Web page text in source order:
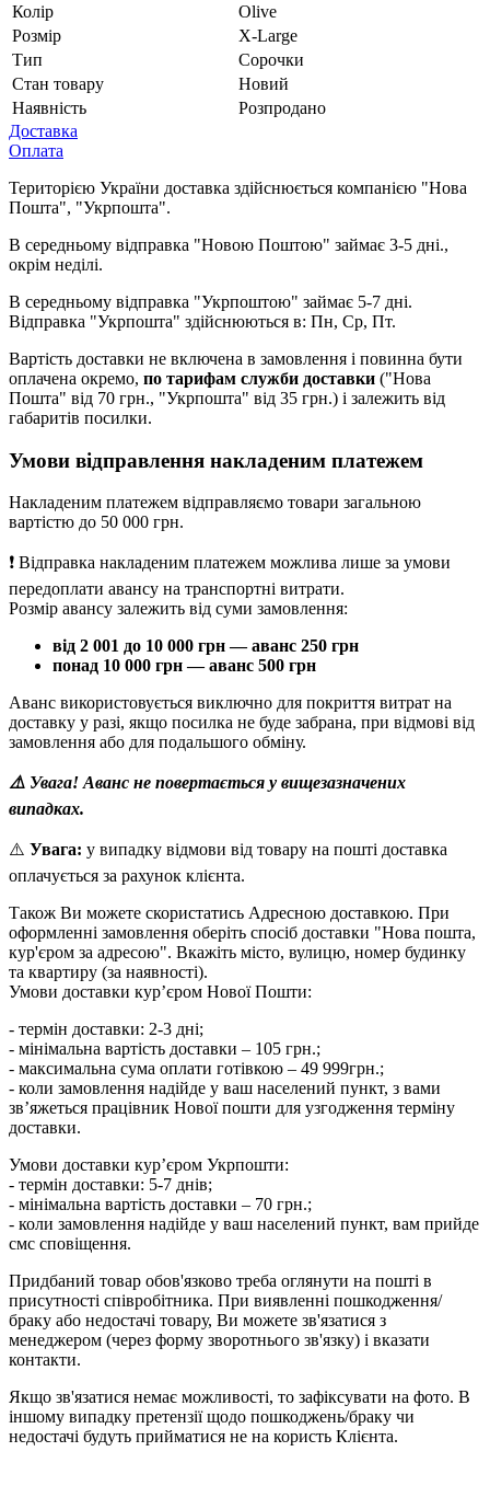
Колір
Olive
Розмір
X-Large
Тип
Сорочки
Стан товару
Новий
Наявність
Розпродано
Доставка
Оплата
Територією України доставка здійснюється компанією "Нова
Пошта", "Укрпошта".
В середньому відправка "Новою Поштою" займає 3-5 дні.,
окрім неділі.
В середньому відправка "Укрпоштою" займає 5-7 дні.
Відправка "Укрпошта" здійснюються в: Пн, Ср, Пт.
Вартість доставки не включена в замовлення і повинна бути
оплачена окремо, по тарифам служби доставки ("Нова
Пошта" від 70 грн., "Укрпошта" від 35 грн.) і залежить від
габаритів посилки.
Умови відправлення накладеним платежем
Накладеним платежем відправляємо товари загальною
вартістю до 50 000 грн.
❗ Відправка накладеним платежем можлива лише за умови
передоплати авансу на транспортні витрати.
Розмір авансу залежить від суми замовлення:
від 2 001 до 10 000 грн — аванс 250 грн
понад 10 000 грн — аванс 500 грн
Аванс використовується виключно для покриття витрат на
доставку у разі, якщо посилка не буде забрана, при відмові від
замовлення або для подальшого обміну.
⚠️ Увага! Аванс не повертається у вищезазначених
випадках.
⚠️ Увага: у випадку відмови від товару на пошті доставка
оплачується за рахунок клієнта.
Також Ви можете скористатись Адресною доставкою. При
оформленні замовлення оберіть спосіб доставки "Нова пошта,
кур'єром за адресою". Вкажіть місто, вулицю, номер будинку
та квартиру (за наявності).
Умови доставки кур’єром Нової Пошти:
- термін доставки: 2-3 дні;
- мінімальна вартість доставки – 105 грн.;
- максимальна сума оплати готівкою – 49 999грн.;
- коли замовлення надійде у ваш населений пункт, з вами
зв’яжеться працівник Нової пошти для узгодження терміну
доставки.
Умови доставки кур’єром Укрпошти:
- термін доставки: 5-7 днів;
- мінімальна вартість доставки – 70 грн.;
- коли замовлення надійде у ваш населений пункт, вам прийде
смс сповіщення.
Придбаний товар обов'язково треба оглянути на пошті в
присутності співробітника. При виявленні пошкодження/
браку або недостачі товару, Ви можете зв'язатися з
менеджером (через форму зворотнього зв'язку) і вказати
контакти.
Якщо зв'язатися немає можливості, то зафіксувати на фото. В
іншому випадку претензії щодо пошкоджень/браку чи
недостачі будуть прийматися не на користь Клієнта.